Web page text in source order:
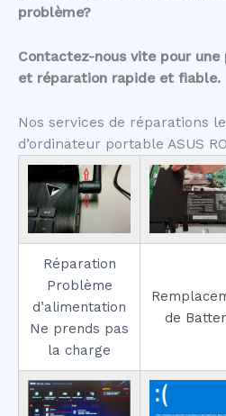
problème?
Contactez-nous vite pour une
et réparation rapide et fiable.
Nos services de réparations
d’ordinateur portable ASUS
Réparation
Problème
d’alimentation
Ne prends pas
la charge
de